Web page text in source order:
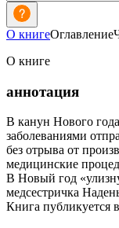
О книгеОглавление
О книге
аннотация
В канун Нового
заболеваниями
без отрыва от
медицинские
В Новый год
медсестричка
Книга публикуется